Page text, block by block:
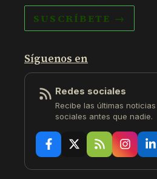
SUSCRÍBETE →
Síguenos en
Redes sociales
Recibe las últimas
sociales antes que nadie.